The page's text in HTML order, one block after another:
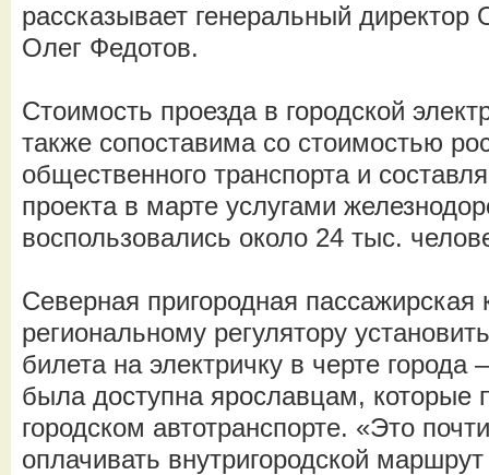
рассказывает генеральный
Олег Федотов.
Стоимость проезда в городской
также сопоставима со стоимостью
общественного транспорта и
проекта в марте услугами
воспользовались около 24 тыс.
Северная пригородная
региональному регулятору
билета на электричку в черте города
была доступна ярославцам, которые
городском автотранспорте. «Это
оплачивать внутригородской